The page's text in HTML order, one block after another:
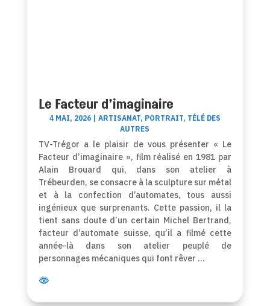
Le Facteur d’imaginaire
4 MAI, 2026| ARTISANAT, PORTRAIT, TÉLÉ DES
AUTRES
TV-Trégor a le plaisir de vous présenter « Le
Facteur d’imaginaire », film réalisé en 1981 par
Alain Brouard qui, dans son atelier à
Trébeurden, se consacre à la sculpture sur métal
et à la confection d’automates, tous aussi
ingénieux que surprenants. Cette passion, il la
tient sans doute d’un certain Michel Bertrand,
facteur d’automate suisse, qu’il a filmé cette
année-là dans son atelier peuplé de
personnages mécaniques qui font rêver …